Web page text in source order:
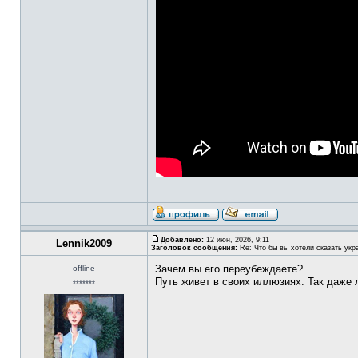
Lennik2009 Добавлено: 12 июн, 2026, 9:11
Заголовок сообщения: Re: Что бы вы хотели сказать
offline
*******
Зачем вы его переубеждаете?
Путь живет в своих иллюзиях. Так даже